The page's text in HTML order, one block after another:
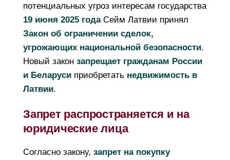
потенциальных угроз интересам государства
19 июня 2025 годаСейм Латвии принял
Закон об ограничении сделок,
угрожающих национальной безопасности.
Новый закон запрещает гражданам России
и Беларуси приобретать недвижимость в
Латвии.
Запрет распространяется и на
юридические лица
Согласно закону, запрет на покупку